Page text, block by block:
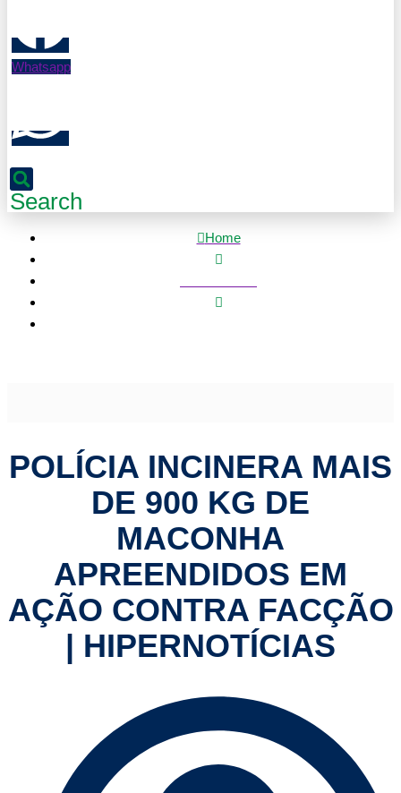
Whatsapp
Search
Home
POLÍCIA INCINERA MAIS
DE 900 KG DE
MACONHA
APREENDIDOS EM
AÇÃO CONTRA FACÇÃO
| HIPERNOTÍCIAS